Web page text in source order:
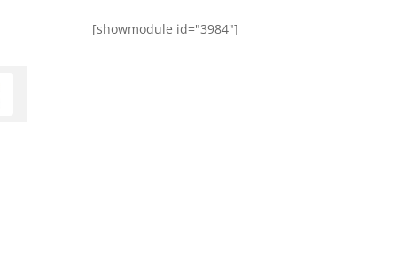
[showmodule id="3984"]